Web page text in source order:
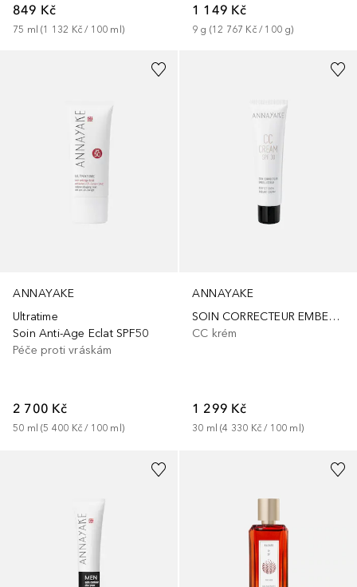
849 Kč
75 ml (1 132 Kč / 100 ml)
1 149 Kč
9 g (12 767 Kč / 100 g)
ANNAYAKE
Ultratime
Soin Anti-Age Eclat SPF50
Péče proti vráskám
2 700 Kč
50 ml (5 400 Kč / 100 ml )
ANNAYAKE
SOIN CORRECTEUR EMBELLISSEUR SPF30
CC krém
1 299 Kč
30 ml (4 330 Kč / 100 ml )